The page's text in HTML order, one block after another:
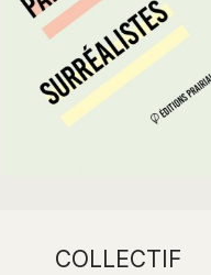
COLLECTIF